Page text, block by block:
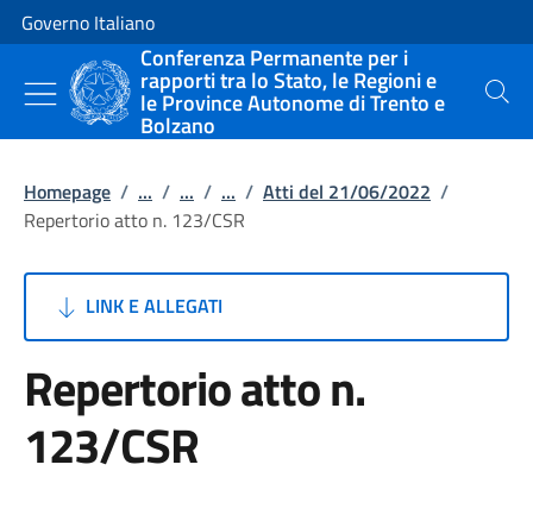
Vai al contenuto
Vai alla navigazione del sito
Governo Italiano
Conferenza Permanente per i
rapporti tra lo Stato, le Regioni e
le Province Autonome di Trento e
Bolzano
Cerca
Homepage / ... / ... / ... / Atti del 21/06/2022 /
Repertorio atto n. 123/CSR
LINK E ALLEGATI
Repertorio atto n.
123/CSR